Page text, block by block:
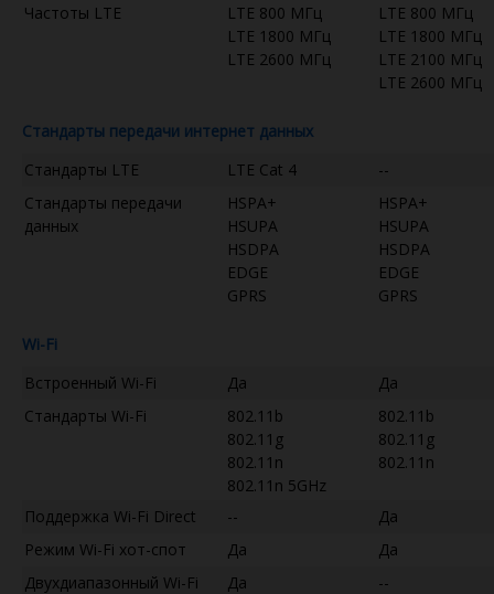
Частоты LTE
LTE 800 МГц
LTE 1800 МГц
LTE 2600 МГц
LTE 800 МГц
LTE 1800 МГц
LTE 2100 МГц
LTE 2600 МГц
Стандарты передачи интернет данных
Стандарты LTE
LTE Cat 4
--
Стандарты передачи
данных
HSPA+
HSUPA
HSDPA
EDGE
GPRS
HSPA+
HSUPA
HSDPA
EDGE
GPRS
Wi-Fi
Встроенный Wi-Fi
Да
Да
Стандарты Wi-Fi
802.11b
802.11g
802.11n
802.11n 5GHz
802.11b
802.11g
802.11n
Поддержка Wi-Fi Direct --
Да
Режим Wi-Fi хот-спот
Да
Да
Двухдиапазонный Wi-Fi
Да --